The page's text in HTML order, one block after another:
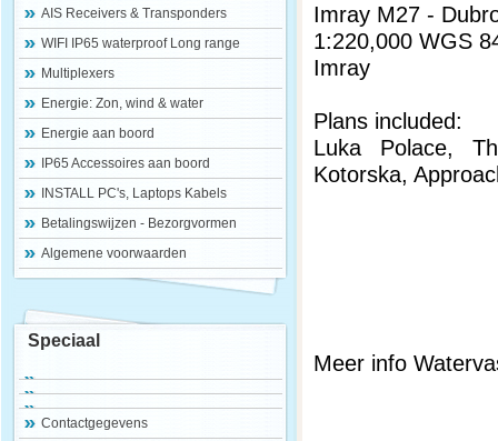
AIS Receivers & Transponders
WIFI IP65 waterproof Long range
Multiplexers
Energie: Zon, wind & water
Energie aan boord
IP65 Accessoires aan boord
INSTALL PC's, Laptops Kabels
Betalingswijzen - Bezorgvormen
Algemene voorwaarden
Speciaal
Contactgegevens
Imray M27 -
1:220,000 WGS
Imray
Plans included:
Luka Polace,
Kotorska,
Meer info